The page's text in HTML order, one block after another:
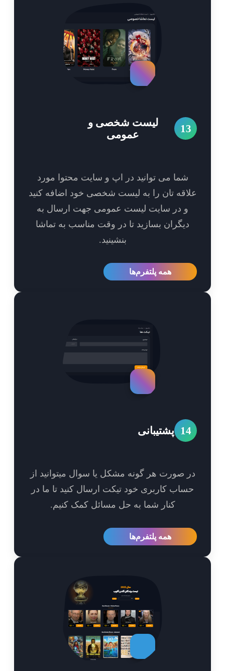
لیست شخصی و
عمومی
شما می توانید در اپ و سایت محتوا مورد
تان را به لیست شخصی خود اضافه کنید
و در سایت لیست عمومی جهت ارسال به
دیگران بسازید تا در وقت مناسب به تماشا
همه پلتفرم‌ها
پشتیبانی
صورت هر گونه مشکل یا سوال میتوانید از
کاربری خود تیکت ارسال کنید تا ما در
کنار شما به حل مسائل کمک کنیم.
همه پلتفرم‌ها